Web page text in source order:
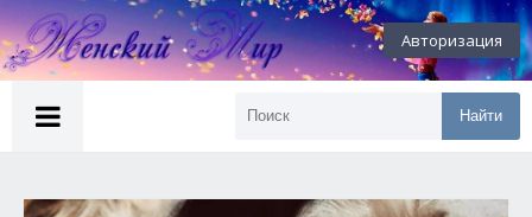
Авторизация
Найти